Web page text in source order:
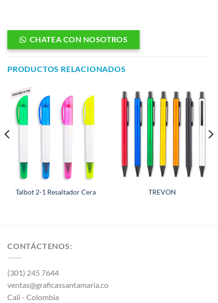
CHATEA CON NOSOTROS
PRODUCTOS RELACIONADOS
Talbot 2-1 Resaltador Cera TREVON
CONTÁCTENOS:
(301) 245 7644
ventas@graficassantamaria.co
Cali - Colombia